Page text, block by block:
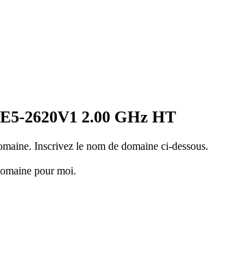
2620V1 2.00 GHz HT
Inscrivez le nom de domaine ci-dessous.
pour moi.